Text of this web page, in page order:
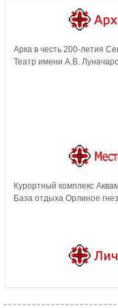
Арка в честь 200-летия
Театр имени А.В.
Курортный комплекс
База отдыха Орлиное